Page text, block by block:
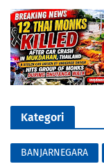
Kategori
BANJARNEGARA